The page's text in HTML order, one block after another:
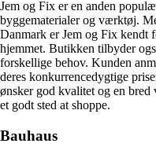
Jem og Fix er en anden
byggematerialer og værktøj.
Danmark er Jem og Fix kendt
hjemmet. Butikken tilbyder
forskellige behov. Kunden
deres konkurrencedygtige
ønsker god kvalitet og en
et godt sted at shoppe.
Bauhaus